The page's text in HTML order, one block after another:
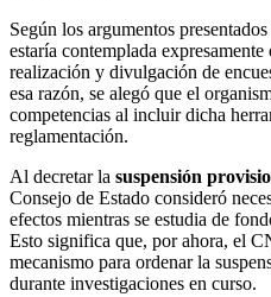
Según los argumentos
estaría contemplada
realización y divulgación de
esa razón, se alegó que el
competencias al incluir dicha
reglamentación.
Al decretar la suspensión
Consejo de Estado consideró
efectos mientras se estudia de
Esto significa que, por ahora, el
mecanismo para ordenar la
durante investigaciones en curso.